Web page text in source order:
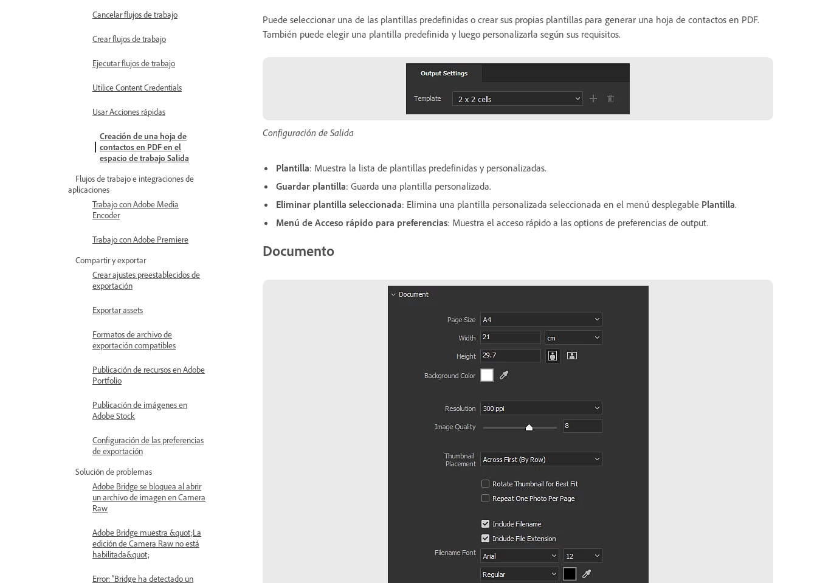
Cancelar flujos de trabajo
Crear flujos de trabajo
Ejecutar flujos de trabajo
Utilice Content Credentials
Usar Acciones rápidas
Creación de una hoja de
contactos en PDF en el
espacio de trabajo Salida
Flujos de trabajo e integraciones de
aplicaciones
Trabajo con Adobe Media
Encoder
Trabajo con Adobe Premiere
Compartir y exportar
Crear ajustes preestablecidos de
exportación
Exportar assets
Formatos de archivo de
exportación compatibles
Publicación de recursos en Adobe
Portfolio
Publicación de imágenes en
Adobe Stock
Configuración de las preferencias
de exportación
Solución de problemas
Adobe Bridge se bloquea al abrir
un archivo de imagen en Camera
Raw
Adobe Bridge muestra &quot;La
edición de Camera Raw no está
habilitada&quot;
Error: “Bridge ha detectado un
Puede seleccionar una de las plantillas predefinidas o crear sus propias plantillas para generar una hoja de contactos en PDF.
También puede elegir una plantilla predefinida y luego personalizarla según sus requisitos.
Configuración de Salida
Plantilla: Muestra la lista de plantillas predefinidas y personalizadas.
Guardar plantilla: Guarda una plantilla personalizada.
Eliminar plantilla seleccionada: Elimina una plantilla personalizada seleccionada en el menú desplegable Plantilla.
Menú de Acceso rápido para preferencias: Muestra el acceso rápido a las options de preferencias de output.
Documento